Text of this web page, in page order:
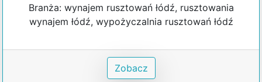
Branża: wynajem rusztowań łódź, rusztowania
wynajem łódź, wypożyczalnia rusztowań łódź
Zobacz